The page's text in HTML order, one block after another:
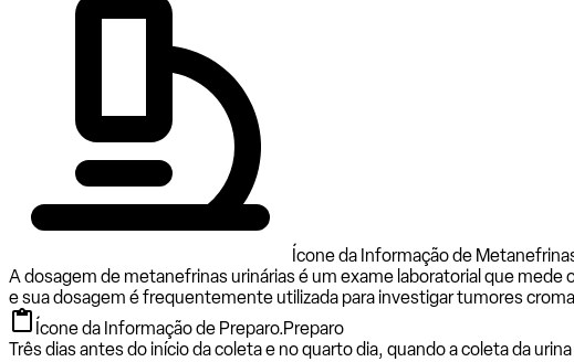
Ícone da Informação de
A dosagem de metanefrinas urinárias é um exame laboratorial que
e sua dosagem é frequentemente utilizada para investigar tumores
Ícone da Informação de Preparo.Preparo
Três dias antes do início da coleta e no quarto dia, quando a coleta da